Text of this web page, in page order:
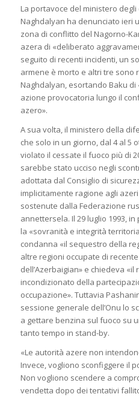
La portavoce del ministero
Naghdalyan ha denunciato ieri
zona di conflitto del Nagorno-
azera di «deliberato
seguito di recenti incidenti, un
armene è morto e altri tre sono
Naghdalyan, esortando Baku
azione provocatoria lungo il
azero».
A sua volta, il ministero della
che solo in un giorno, dal 4 al 5
violato il cessate il fuoco più di
sarebbe stato ucciso negli
adottata dal Consiglio di
implicitamente ragione agli
sostenute dalla Federazione
annettersela. Il 29 luglio 1993,
la «sovranità e integrità
condanna «il sequestro della
altre regioni occupate di
dell’Azerbaigian» e chiedeva
incondizionato della
occupazione». Tuttavia
sessione generale dell’Onu lo
a gettare benzina sul fuoco su
tanto tempo in stand-by.
«Le autorità azere non
Invece, vogliono sconfiggere il
Non vogliono scendere a
vendetta dopo dei tentativi